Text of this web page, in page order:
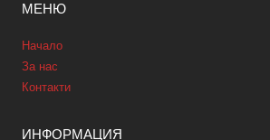
МЕНЮ
Начало
За нас
Контакти
ИНФОРМАЦИЯ